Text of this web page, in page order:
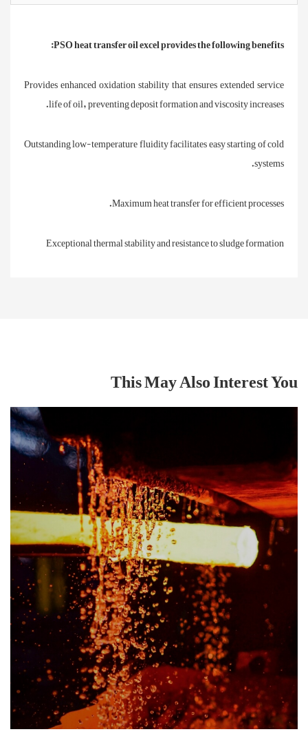
PSO heat transfer oil excel provides the following benefits:
Provides enhanced oxidation stability that ensures extended service
life of oil, preventing deposit formation and viscosity increases.
Outstanding low-temperature fluidity facilitates easy starting of cold
systems.
Maximum heat transfer for efficient processes.
Exceptional thermal stability and resistance to sludge formation
This May Also Interest You